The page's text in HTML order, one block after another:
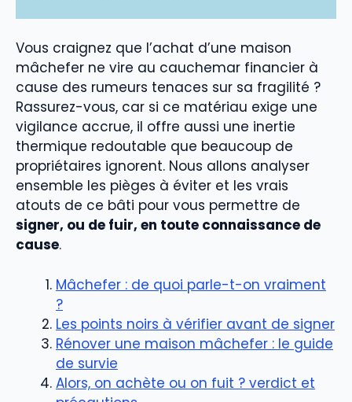
Vous craignez que l’achat d’une maison
mâchefer ne vire au cauchemar financier à
cause des rumeurs tenaces sur sa fragilité ?
Rassurez-vous, car si ce matériau exige une
vigilance accrue, il offre aussi une inertie
thermique redoutable que beaucoup de
propriétaires ignorent. Nous allons analyser
ensemble les pièges à éviter et les vrais
atouts de ce bâti pour vous permettre de
signer, ou de fuir, en toute connaissance de
cause.
Mâchefer : de quoi parle-t-on vraiment
?
Les points noirs à vérifier avant de signer
Rénover une maison mâchefer : le guide
de survie
Alors, on achète ou on fuit ? verdict et